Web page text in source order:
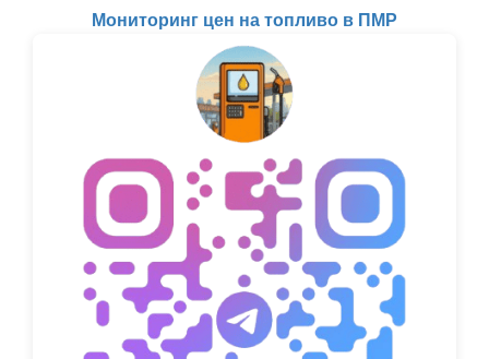
Мониторинг цен на топливо в ПМР